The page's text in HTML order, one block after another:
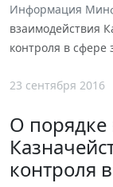
Информация
взаимодействия
контроля в сфере
23 сентября 2016
О порядке
контроля